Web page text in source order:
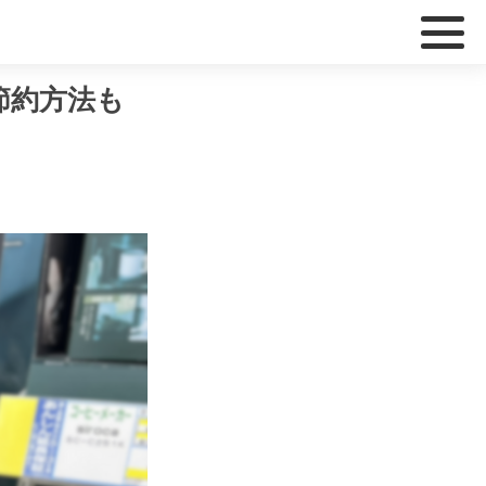
方法も